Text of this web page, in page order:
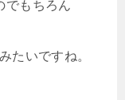
でもちろん
たいですね。